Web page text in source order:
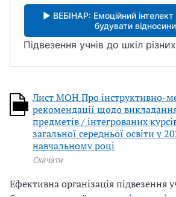
▶ ВЕБІНАР: Емоційний інтелект
будувати відносини
Підвезення учнів до шкіл
Лист МОН Про інструктивно-
рекомендації щодо
предметів / інтегрованих
загальної середньої освіти у
навчальному році
Скачати
Ефективна організація підвезення